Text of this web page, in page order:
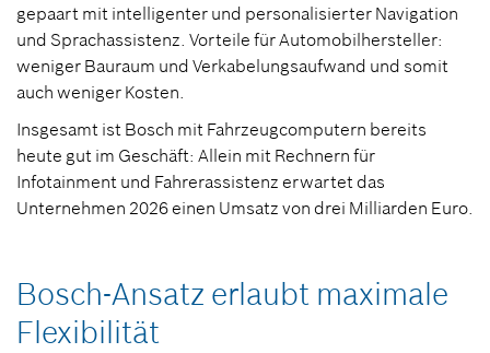
gepaart mit intelligenter und personalisierter Navigation
und Sprachassistenz. Vorteile für Automobilhersteller:
weniger Bauraum und Verkabelungsaufwand und somit
auch weniger Kosten.
Insgesamt ist Bosch mit Fahrzeugcomputern bereits
heute gut im Geschäft: Allein mit Rechnern für
Infotainment und Fahrerassistenz erwartet das
Unternehmen 2026 einen Umsatz von drei Milliarden Euro.
Bosch-Ansatz erlaubt maximale
Flexibilität